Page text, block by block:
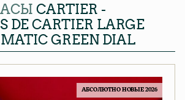
CARTIER -
DE CARTIER LARGE
GREEN DIAL
АБСОЛЮТНО НОВЫЕ 2026